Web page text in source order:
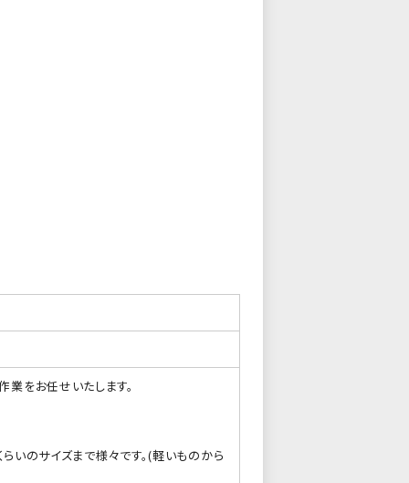
をお任せいたします。
らいのサイズまで様々です。(軽いものから